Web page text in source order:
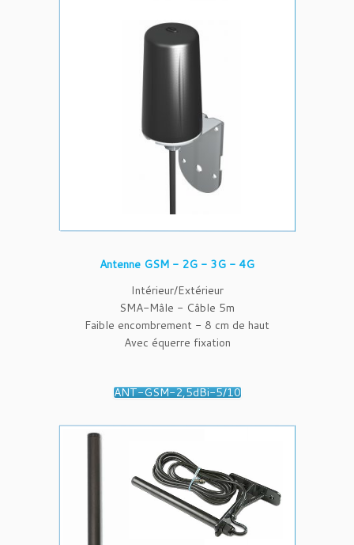
Antenne GSM - 2G - 3G - 4G
Intérieur/Extérieur
SMA-Mâle - Câble 5m
Faible encombrement - 8 cm de haut
Avec équerre fixation
ANT-GSM-2,5dBi-5/10